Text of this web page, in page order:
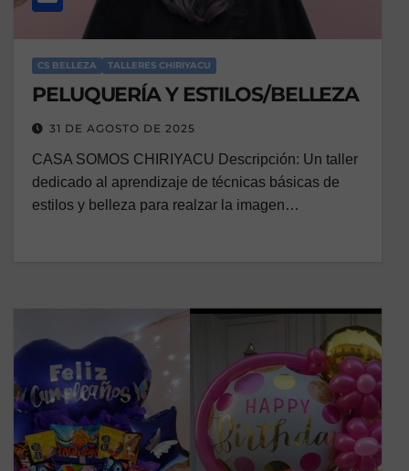
CS BELLEZA TALLERES CHIRIYACU
PELUQUERÍA Y ESTILOS/BELLEZA
31 DE AGOSTO DE 2025
CASA SOMOS CHIRIYACU Descripción: Un taller
dedicado al aprendizaje de técnicas básicas de
estilos y belleza para realzar la imagen…